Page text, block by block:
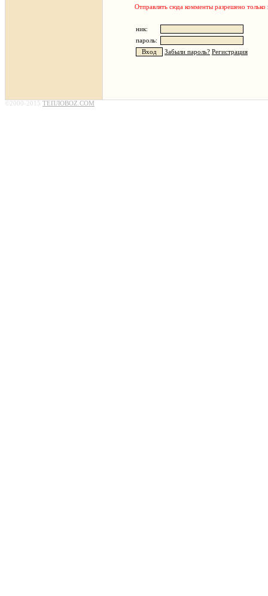
Отправлять сюда комменты разрешено только
ник:
пароль:
Забыли пароль? Регистрация
©2000-2015 ТЕПЛОВОZ.COM